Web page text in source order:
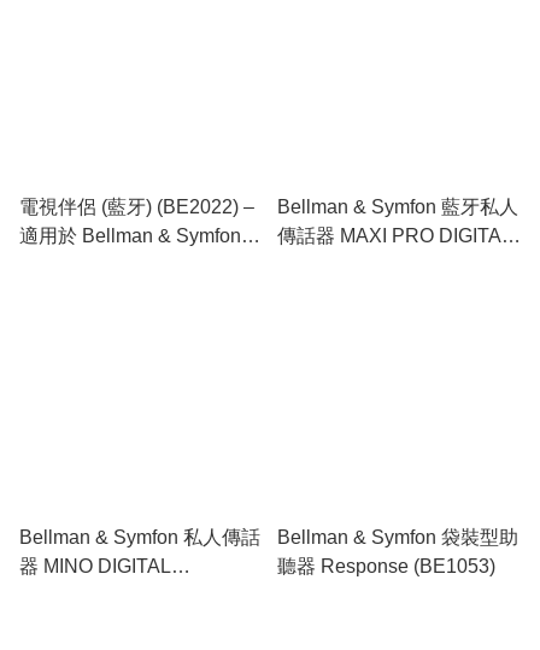
電視伴侶 (藍牙) (BE2022) –
適用於 Bellman & Symfon
Bellman & Symfon 藍牙私人
傳話器 MAXI PRO DIGITAL
Bellman & Symfon 私人傳話
器 MINO DIGITAL
Bellman & Symfon 袋裝型助
聽器 Response (BE1053)